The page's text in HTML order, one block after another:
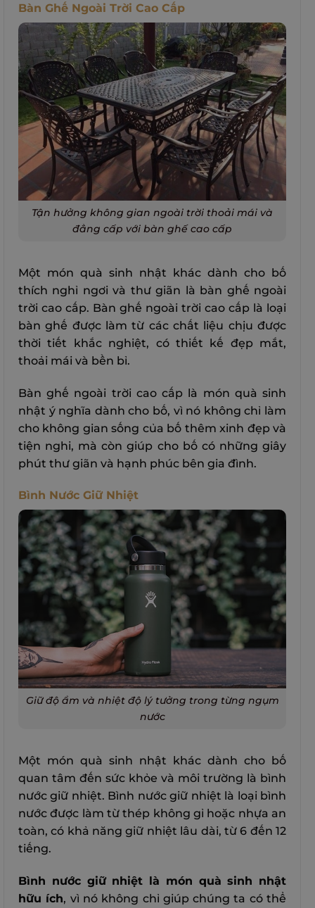
Bàn Ghế Ngoài Trời Cao Cấp
Tận hưởng không gian ngoài trời thoải mái và
đẳng cấp với bàn ghế cao cấp
Một món quà sinh nhật khác dành cho bố
thích nghỉ ngơi và thư giãn là bàn ghế ngoài
trời cao cấp. Bàn ghế ngoài trời cao cấp là loại
bàn ghế được làm từ các chất liệu chịu được
thời tiết khắc nghiệt, có thiết kế đẹp mắt,
thoải mái và bền bỉ.
Bàn ghế ngoài trời cao cấp là món quà sinh
nhật ý nghĩa dành cho bố, vì nó không chỉ làm
cho không gian sống của bố thêm xinh đẹp và
tiện nghi, mà còn giúp cho bố có những giây
phút thư giãn và hạnh phúc bên gia đình.
Bình Nước Giữ Nhiệt
Giữ độ ẩm và nhiệt độ lý tưởng trong từng ngụm
nước
Một món quà sinh nhật khác dành cho bố
quan tâm đến sức khỏe và môi trường là bình
nước giữ nhiệt. Bình nước giữ nhiệt là loại bình
nước được làm từ thép không gỉ hoặc nhựa an
toàn, có khả năng giữ nhiệt lâu dài, từ 6 đến 12
tiếng.
Bình nước giữ nhiệt là món quà sinh nhật
hữu ích, vì nó không chỉ giúp chúng ta có thể